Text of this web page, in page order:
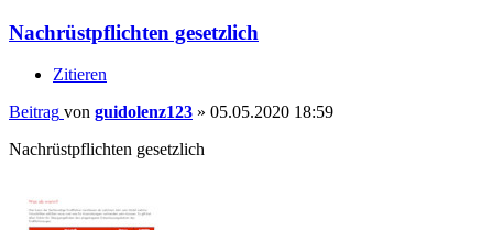
Nachrüstpflichten gesetzlich
Zitieren
Beitrag von guidolenz123 » 05.05.2020 18:59
Nachrüstpflichten gesetzlich